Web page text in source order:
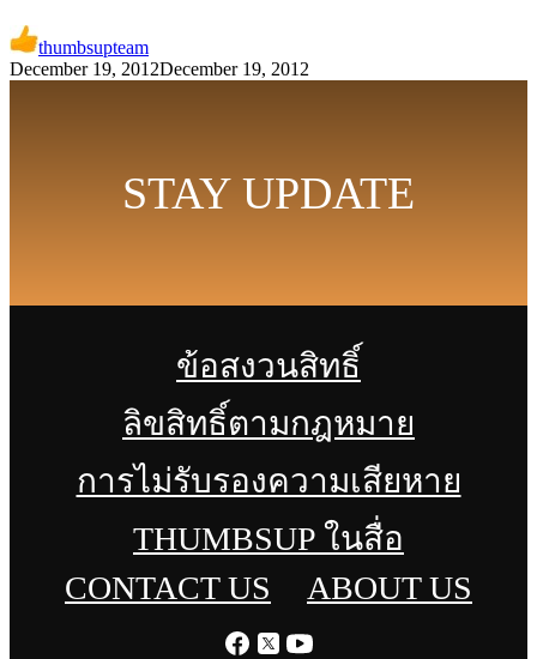
thumbsupteam
December 19, 2012December 19, 2012
STAY UPDATE
ข้อสงวนสิทธิ์
ลิขสิทธิ์ตามกฎหมาย
การไม่รับรองความเสียหาย
THUMBSUP ในสื่อ
CONTACT US
ABOUT US